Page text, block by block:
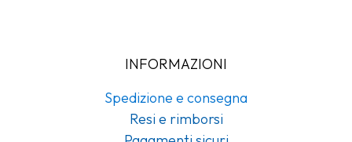
INFORMAZIONI
Spedizione e consegna
Resi e rimborsi